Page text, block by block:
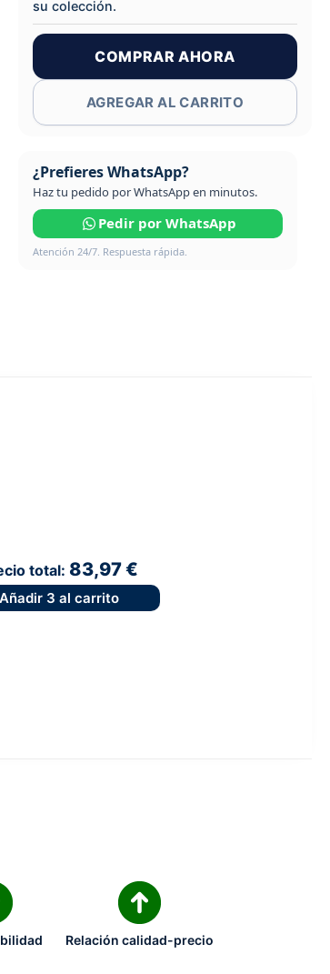
su colección.
COMPRAR AHORA
AGREGAR AL CARRITO
¿Prefieres WhatsApp?
Haz tu pedido por WhatsApp en minutos.
Pedir por WhatsApp
Atención 24/7. Respuesta rápida.
total: 83,97 €
Añadir 3 al carrito
Relación calidad-precio